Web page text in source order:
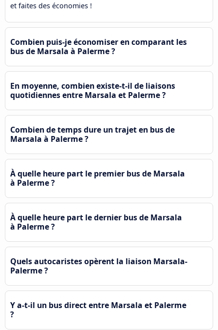
et faites des économies !
Combien puis-je économiser en comparant les
bus de Marsala à Palerme ?
En moyenne, combien existe-t-il de liaisons
quotidiennes entre Marsala et Palerme ?
Combien de temps dure un trajet en bus de
Marsala à Palerme ?
À quelle heure part le premier bus de Marsala
à Palerme ?
À quelle heure part le dernier bus de Marsala
à Palerme ?
Quels autocaristes opèrent la liaison Marsala-
Palerme ?
Y a-t-il un bus direct entre Marsala et Palerme
?